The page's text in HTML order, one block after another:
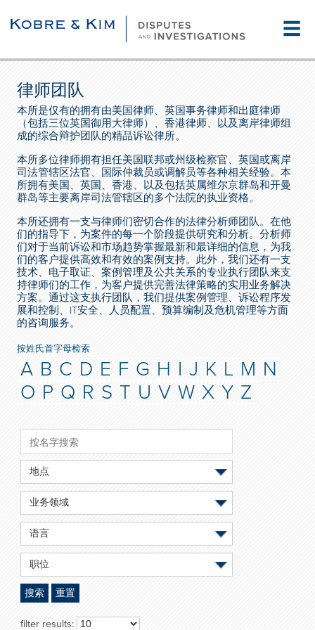
☰
律师团队
本所是仅有的拥有由美国律师、英国事务律师和出庭律师
（包括三位英国御用大律师）、香港律师、以及离岸律师组
成的综合辩护团队的精品诉讼律所。
本所多位律师拥有担任美国联邦或州级检察官、英国或离岸
司法管辖区法官、国际仲裁员或调解员等各种相关经验。本
所拥有美国、英国、香港、以及包括英属维尔京群岛和开曼
群岛等主要离岸司法管辖区的多个法院的执业资格。
本所还拥有一支与律师们密切合作的法律分析师团队。在他
们的指导下，为案件的每一个阶段提供研究和分析。分析师
们对于当前诉讼和市场趋势掌握最新和最详细的信息，为我
们的客户提供高效和有效的案例支持。此外，我们还有一支
技术、电子取证、案例管理及公共关系的专业执行团队来支
持律师们的工作，为客户提供完善法律策略的实用业务解决
方案。通过这支执行团队，我们提供案例管理、诉讼程序发
展和控制、IT安全、人员配置、预算编制及危机管理等方面
的咨询服务。
按姓氏首字母检索
A B C D E F G H I J K L M N
O P Q R S T U V W X Y Z
地点
业务领域
语言
职位
搜索 重置
filter results: